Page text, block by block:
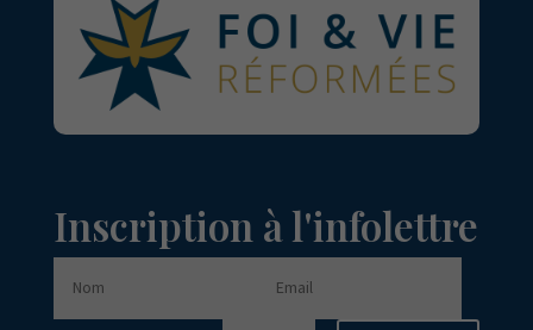
Inscription à l'infolettre